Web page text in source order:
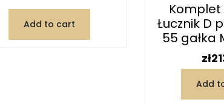
Add to cart
Komplet
Łucznik D
55 gałka
Add